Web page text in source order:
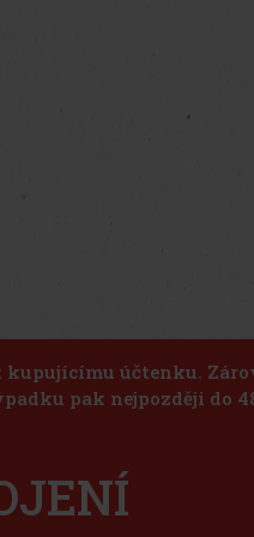
účtenku.
pak nejpozději do